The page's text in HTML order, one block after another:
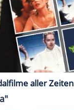
aller Zeiten